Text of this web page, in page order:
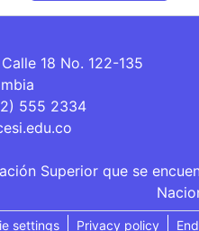
18 No. 122-135
555 2334
Superior que se
settings Privacy policy